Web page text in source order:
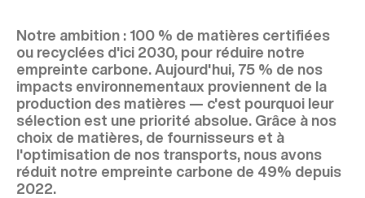
Notre ambition : 100 % de matières certifiées
ou recyclées d'ici 2030, pour réduire notre
empreinte carbone. Aujourd'hui, 75 % de nos
impacts environnementaux proviennent de la
production des matières — c'est pourquoi leur
sélection est une priorité absolue. Grâce à nos
choix de matières, de fournisseurs et à
l'optimisation de nos transports, nous avons
réduit notre empreinte carbone de 49% depuis
2022.